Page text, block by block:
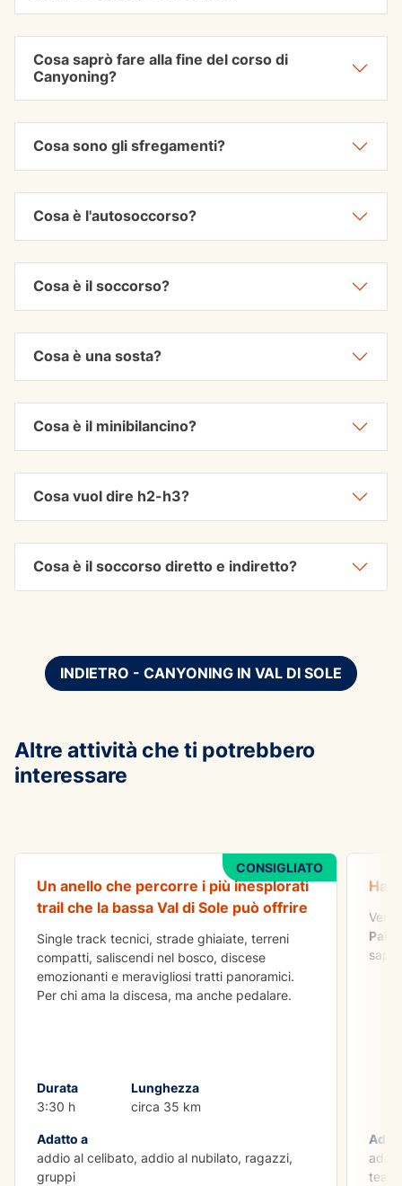
Cosa saprò fare alla fine del corso di
Canyoning?
Cosa sono gli sfregamenti?
Cosa è l'autosoccorso?
Cosa è il soccorso?
Cosa è una sosta?
Cosa è il minibilancino?
Cosa vuol dire h2-h3?
Cosa è il soccorso diretto e indiretto?
INDIETRO - CANYONING IN VAL DI SOLE
Altre attività che ti potrebbero
interessare
CONSIGLIATO
Un anello che percorre i più inesplorati
trail che la bassa Val di Sole può offrire
Single track tecnici, strade ghiaiate, terreni
compatti, saliscendi nel bosco, discese
emozionanti e meravigliosi tratti panoramici.
Per chi ama la discesa, ma anche pedalare.
Durata
3:30 h
Lunghezza
circa 35 km
Adatto a
addio al celibato, addio al nubilato, ragazzi,
gruppi
Hai